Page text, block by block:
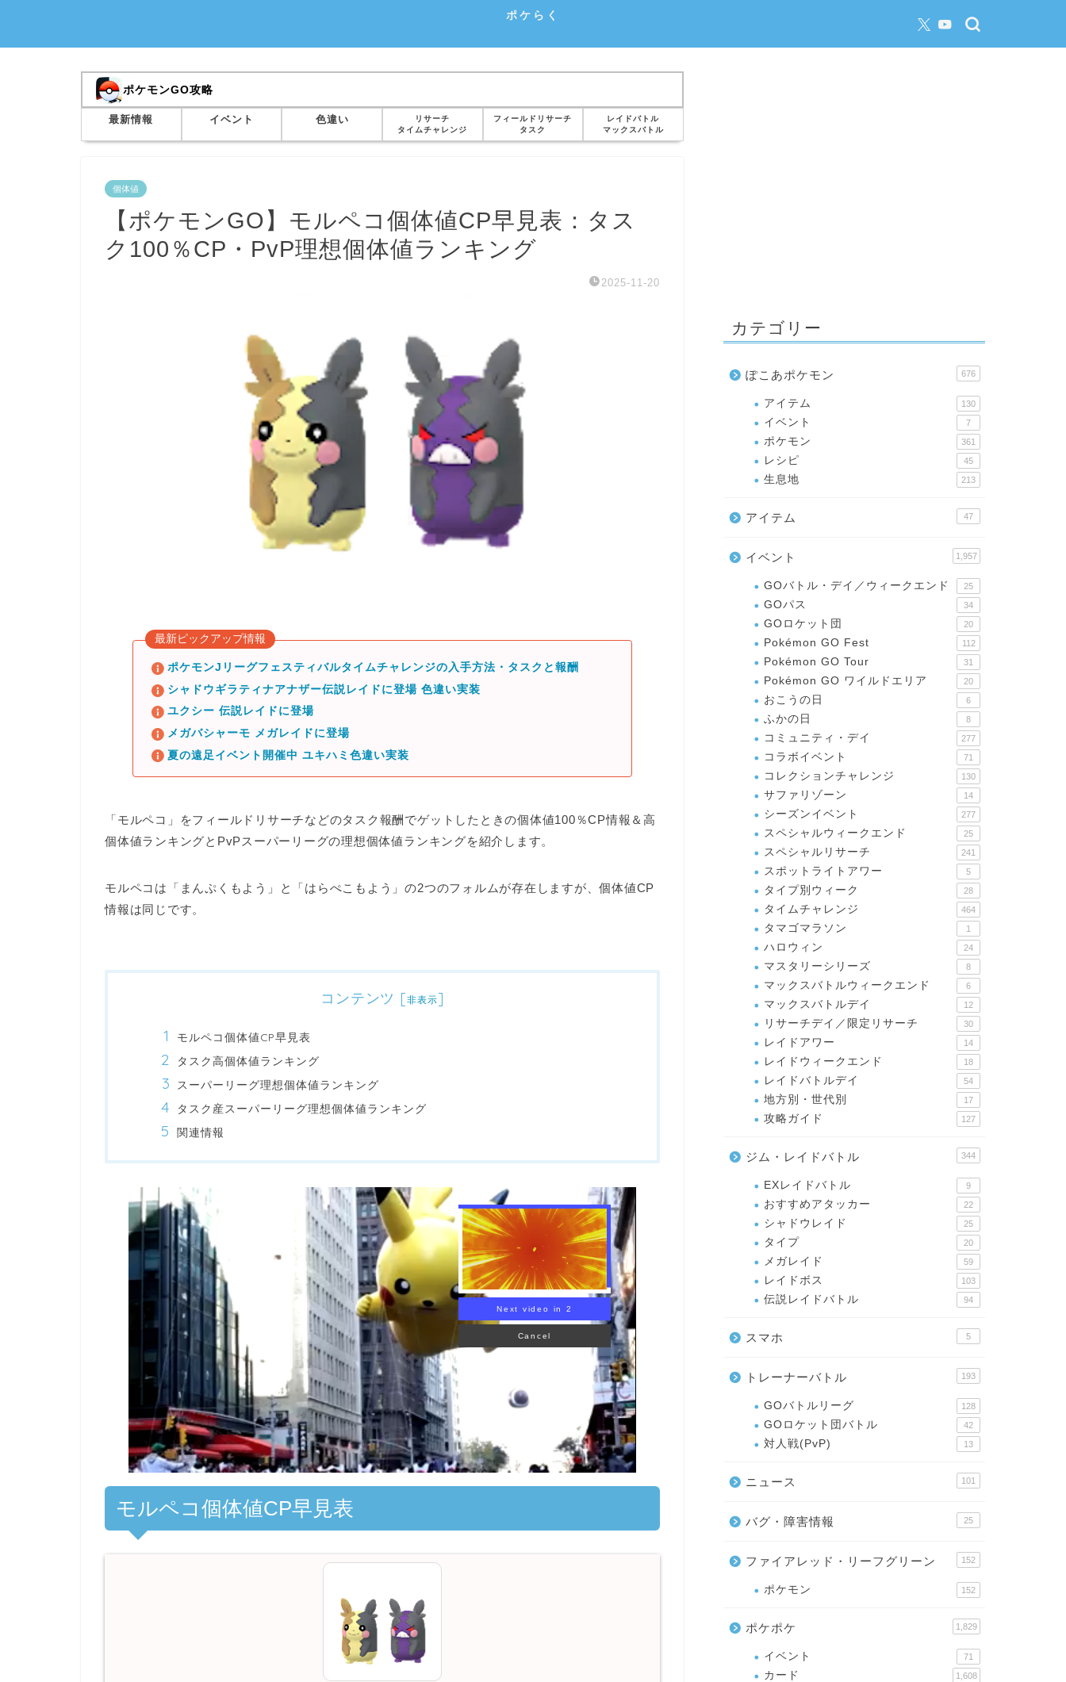
ポケらく
ポケモンGO攻略
最新情報 イベント 色違い
リサーチ
タイムチャレンジ
フィールドリサーチ
タスク
レイドバトル
マックスバトル
個体値
【ポケモンGO】モルペコ個体値CP早見表：タス
ク100％CP・PvP理想個体値ランキング
2025-11-20
最新ピックアップ情報
ポケモンJリーグフェスティバルタイムチャレンジの入手方法・タスクと報酬
シャドウギラティナアナザー伝説レイドに登場 色違い実装
ユクシー 伝説レイドに登場
メガバシャーモ メガレイドに登場
夏の遠足イベント開催中 ユキハミ色違い実装
「モルペコ」をフィールドリサーチなどのタスク報酬でゲットしたときの個体値100％CP情報＆高
個体値ランキングとPvPスーパーリーグの理想個体値ランキングを紹介します。
モルペコは「まんぷくもよう」と「はらぺこもよう」の2つのフォルムが存在しますが、個体値CP
情報は同じ です。
コンテンツ [非表示]
モルペコ個体値CP早見表
タスク高個体値ランキング
スーパーリーグ理想個体値ランキング
タスク産スーパーリーグ理想個体値ランキング
関連情報
Next video in 1
Cancel
モルペコ個体値CP早見表
カテゴリー
ぽこあポケモン 676
アイテム 130
イベント 7
ポケモン 361
レシピ 45
生息地 213
アイテム 47
イベント 1,957
GOバトル・デイ／ウィークエンド 25
GOパス 34
GOロケット団 20
Pokémon GO Fest 112
Pokémon GO Tour 31
Pokémon GO ワイルドエリア 20
おこうの日 6
ふかの日 8
コミュニティ・デイ 277
コラボイベント 71
コレクションチャレンジ 130
サファリゾーン 14
シーズンイベント 277
スペシャルウィークエンド 25
スペシャルリサーチ 241
スポットライトアワー 5
タイプ別ウィーク 28
タイムチャレンジ 464
タマゴマラソン 1
ハロウィン 24
マスタリーシリーズ 8
マックスバトルウィークエンド 6
マックスバトルデイ 12
リサーチデイ／限定リサーチ 30
レイドアワー 14
レイドウィークエンド 18
レイドバトルデイ 54
地方別・世代別 17
攻略ガイド 127
ジム・レイドバトル 344
EXレイドバトル 9
おすすめアタッカー 22
シャドウレイド 25
タイプ 20
メガレイド 59
レイドボス 103
伝説レイドバトル 94
スマホ 5
トレーナーバトル 193
GOバトルリーグ 128
GOロケット団バトル 42
対人戦(PvP) 13
ニュース 101
バグ・障害情報 25
ファイアレッド・リーフグリーン 152
ポケモン 152
ポケポケ 1,829
イベント 71
カード 1,608